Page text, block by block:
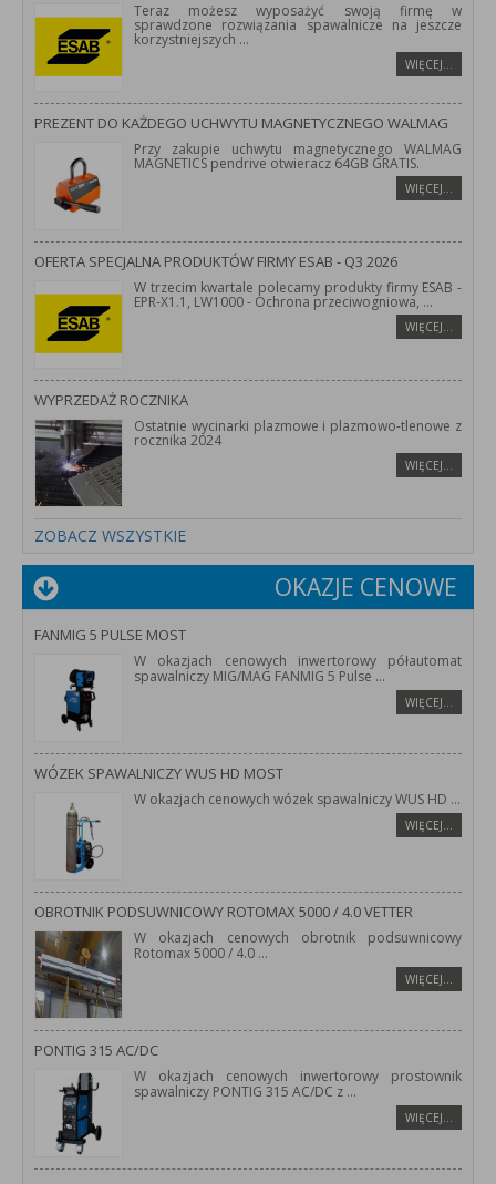
Teraz możesz wyposażyć swoją firmę w
sprawdzone rozwiązania spawalnicze na jeszcze
korzystniejszych ...
WIĘCEJ…
PREZENT DO KAŻDEGO UCHWYTU MAGNETYCZNEGO WALMAG
Przy zakupie uchwytu magnetycznego WALMAG
MAGNETICS pendrive otwieracz 64GB GRATIS.
WIĘCEJ…
OFERTA SPECJALNA PRODUKTÓW FIRMY ESAB - Q3 2026
W trzecim kwartale polecamy produkty firmy ESAB -
EPR-X1.1, LW1000 - Ochrona przeciwogniowa, ...
WIĘCEJ…
WYPRZEDAŻ ROCZNIKA
Ostatnie wycinarki plazmowe i plazmowo-tlenowe z
rocznika 2024
WIĘCEJ…
ZOBACZ WSZYSTKIE
OKAZJE CENOWE
FANMIG 5 PULSE MOST
W okazjach cenowych inwertorowy półautomat
spawalniczy MIG/MAG FANMIG 5 Pulse ...
WIĘCEJ…
WÓZEK SPAWALNICZY WUS HD MOST
W okazjach cenowych wózek spawalniczy WUS HD ...
WIĘCEJ…
OBROTNIK PODSUWNICOWY ROTOMAX 5000 / 4.0 VETTER
W okazjach cenowych obrotnik podsuwnicowy
Rotomax 5000 / 4.0 ...
WIĘCEJ…
PONTIG 315 AC/DC
W okazjach cenowych inwertorowy prostownik
spawalniczy PONTIG 315 AC/DC z ...
WIĘCEJ…